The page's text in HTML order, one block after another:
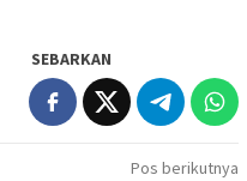
SEBARKAN
Pos berikutnya